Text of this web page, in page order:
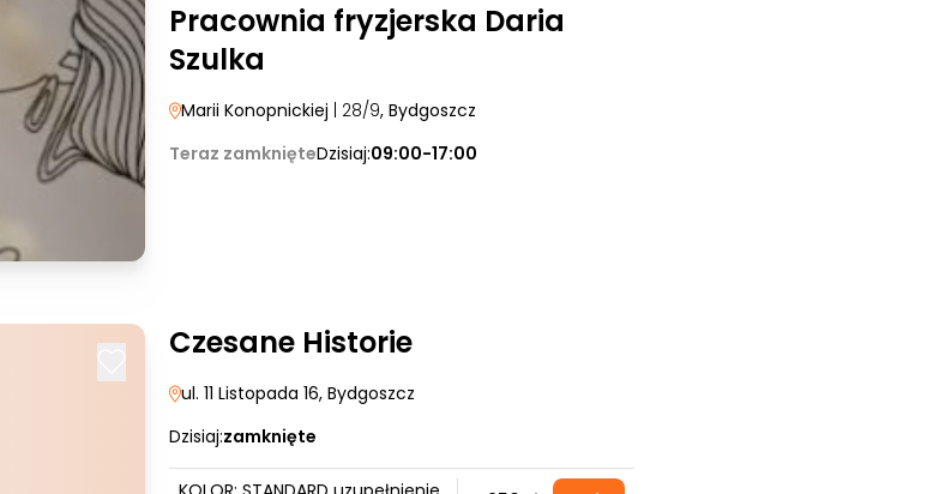
Pracownia fryzjerska Daria
Szulka
Marii Konopnickiej | 28/9, Bydgoszcz
Teraz zamknięteDzisiaj:09:00-17:00
Czesane Historie
ul. 11 Listopada 16, Bydgoszcz
Dzisiaj:zamknięte